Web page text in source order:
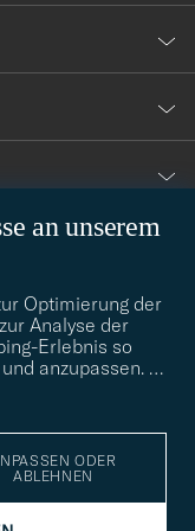
an unserem
Optimierung der
Analyse der
Erlebnis so
anzupassen. …
ODER
ABLEHNEN
persönlichen Stil?
weiter!